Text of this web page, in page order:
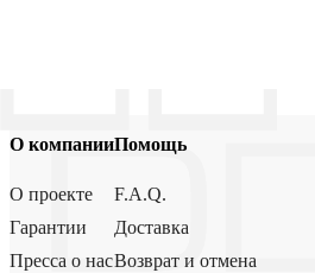
О компании
О проекте
Гарантии
Пресса о нас
Помощь
F.A.Q.
Доставка
Возврат и отмена